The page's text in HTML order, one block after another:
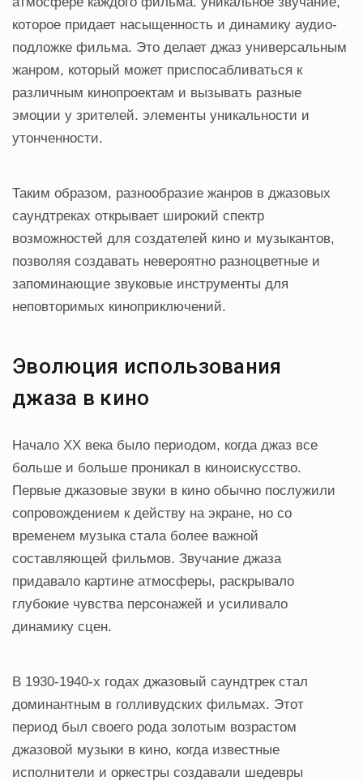
которое придает насыщенность и динамику аудио-
подложке фильма. Это делает джаз универсальным
жанром, который может приспосабливаться к
различным кинопроектам и вызывать разные
эмоции у зрителей. элементы уникальности и
утонченности.
Таким образом, разнообразие жанров в джазовых
саундтреках открывает широкий спектр
возможностей для создателей кино и музыкантов,
позволяя создавать невероятно разноцветные и
запоминающие звуковые инструменты для
неповторимых киноприключений.
Эволюция использования
джаза в кино
Начало XX века было периодом, когда джаз все
больше и больше проникал в киноискусство.
Первые джазовые звуки в кино обычно послужили
сопровождением к действу на экране, но со
временем музыка стала более важной
составляющей фильмов. Звучание джаза
придавало картине атмосферы, раскрывало
глубокие чувства персонажей и усиливало
динамику сцен.
В 1930-1940-х годах джазовый саундтрек стал
доминантным в голливудских фильмах. Этот
период был своего рода золотым возрастом
джазовой музыки в кино, когда известные
исполнители и оркестры создавали шедевры